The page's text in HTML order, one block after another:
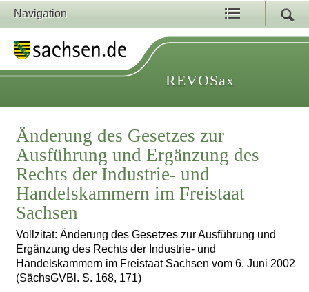
Navigation
REVOSax
Änderung des Gesetzes zur
Ausführung und Ergänzung des
Rechts der Industrie- und
Handelskammern im Freistaat
Sachsen
Vollzitat: Änderung des Gesetzes zur Ausführung und
Ergänzung des Rechts der Industrie- und
Handelskammern im Freistaat Sachsen vom 6. Juni 2002
(SächsGVBl. S. 168, 171)